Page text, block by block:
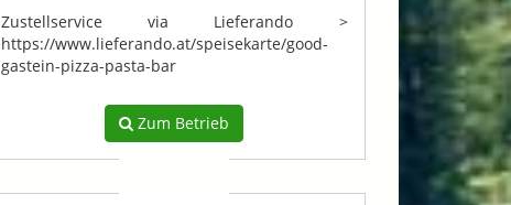
Zustellservice via Lieferando >
https://www.lieferando.at/speisekarte/good-
gastein-pizza-pasta-bar
Zum Betrieb